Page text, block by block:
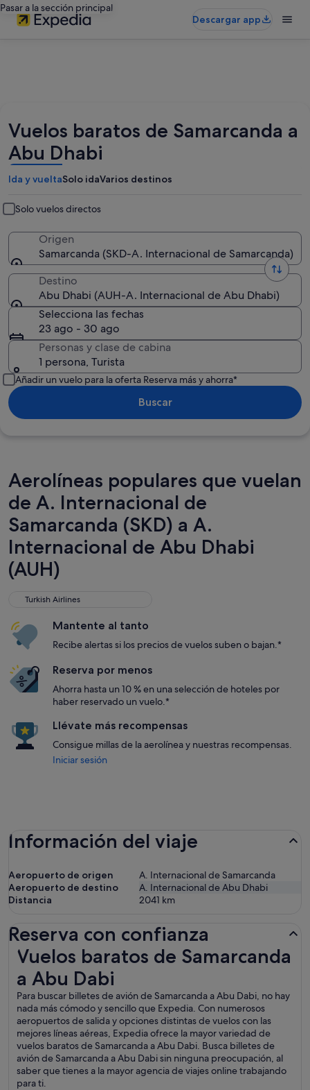
Pasar a la sección principal
Descargar app
Vuelos baratos de Samarcanda a
Abu Dhabi
Ida y vueltaSolo idaVarios destinos
Solo vuelos directos
Origen
Samarcanda (SKD-A. Internacional de Samarcanda)
Destino
Abu Dhabi (AUH-A. Internacional de Abu Dhabi)
Selecciona las fechas
23 ago - 30 ago
Personas y clase de cabina
1 persona, Turista
Añadir un vuelo para la oferta Reserva más y ahorra*
Buscar
Aerolíneas populares que vuelan
de A. Internacional de
Samarcanda (SKD) a A.
Internacional de Abu Dhabi
(AUH)
Turkish Airlines
Turkish Airlines
Mantente al tanto
Recibe alertas si los precios de vuelos suben o bajan.*
Reserva por menos
Ahorra hasta un 10 % en una selección de hoteles por
haber reservado un vuelo.*
Llévate más recompensas
Consigue millas de la aerolínea y nuestras recompensas.
Iniciar sesión
Información del viaje
Aeropuerto de origen
A. Internacional de Samarcanda
Aeropuerto de destino
A. Internacional de Abu Dhabi
Distancia
2041 km
Reserva con confianza
Vuelos baratos de Samarcanda
a Abu Dabi
Para buscar billetes de avión de Samarcanda a Abu Dabi, no hay
nada más cómodo y sencillo que Expedia. Con numerosos
aeropuertos de salida y opciones distintas de vuelos con las
mejores líneas aéreas, Expedia ofrece la mayor variedad de
vuelos baratos de Samarcanda a Abu Dabi. Busca billetes de
avión de Samarcanda a Abu Dabi sin ninguna preocupación, al
saber que tienes a la mayor agencia de viajes online trabajando
para ti.
Vuelos baratos de Samarcanda a Abu Dabi